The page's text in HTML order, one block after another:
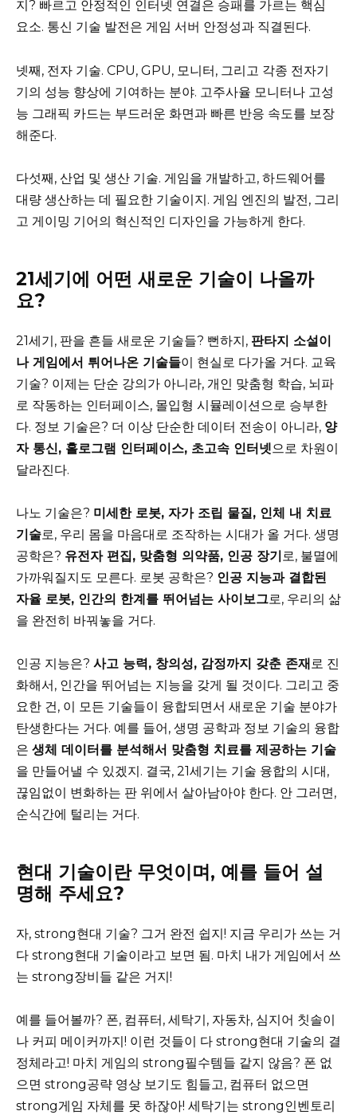
지? 빠르고 안정적인 인터넷 연결은 승패를 가르는 핵심
요소. 통신 기술 발전은 게임 서버 안정성과 직결된다.
넷째, 전자 기술. CPU, GPU, 모니터, 그리고 각종 전자기
기의 성능 향상에 기여하는 분야. 고주사율 모니터나 고성
능 그래픽 카드는 부드러운 화면과 빠른 반응 속도를 보장
해준다.
다섯째, 산업 및 생산 기술. 게임을 개발하고, 하드웨어를
대량 생산하는 데 필요한 기술이지. 게임 엔진의 발전, 그리
고 게이밍 기어의 혁신적인 디자인을 가능하게 한다.
21세기에 어떤 새로운 기술이 나올까
요?
21세기, 판을 흔들 새로운 기술들? 뻔하지, 판타지 소설이
나 게임에서 튀어나온 기술들이 현실로 다가올 거다. 교육
기술? 이제는 단순 강의가 아니라, 개인 맞춤형 학습, 뇌파
로 작동하는 인터페이스, 몰입형 시뮬레이션으로 승부한
다. 정보 기술은? 더 이상 단순한 데이터 전송이 아니라, 양
자 통신, 홀로그램 인터페이스, 초고속 인터넷으로 차원이
달라진다.
나노 기술은? 미세한 로봇, 자가 조립 물질, 인체 내 치료
기술로, 우리 몸을 마음대로 조작하는 시대가 올 거다. 생명
공학은? 유전자 편집, 맞춤형 의약품, 인공 장기로, 불멸에
가까워질지도 모른다. 로봇 공학은? 인공 지능과 결합된
자율 로봇, 인간의 한계를 뛰어넘는 사이보그로, 우리의 삶
을 완전히 바꿔놓을 거다.
인공 지능은? 사고 능력, 창의성, 감정까지 갖춘 존재로 진
화해서, 인간을 뛰어넘는 지능을 갖게 될 것이다. 그리고 중
요한 건, 이 모든 기술들이 융합되면서 새로운 기술 분야가
탄생한다는 거다. 예를 들어, 생명 공학과 정보 기술의 융합
은 생체 데이터를 분석해서 맞춤형 치료를 제공하는 기술
을 만들어낼 수 있겠지. 결국, 21세기는 기술 융합의 시대,
끊임없이 변화하는 판 위에서 살아남아야 한다. 안 그러면,
순식간에 털리는 거다.
현대 기술이란 무엇이며, 예를 들어 설
명해 주세요?
자, strong현대 기술? 그거 완전 쉽지! 지금 우리가 쓰는 거
다 strong현대 기술이라고 보면 됨. 마치 내가 게임에서 쓰
는 strong장비들 같은 거지!
예를 들어볼까? 폰, 컴퓨터, 세탁기, 자동차, 심지어 칫솔이
나 커피 메이커까지! 이런 것들이 다 strong현대 기술의 결
정체라고! 마치 게임의 strong필수템들 같지 않음? 폰 없
으면 strong공략 영상 보기도 힘들고, 컴퓨터 없으면
strong게임 자체를 못 하잖아! 세탁기는 strong인벤토리